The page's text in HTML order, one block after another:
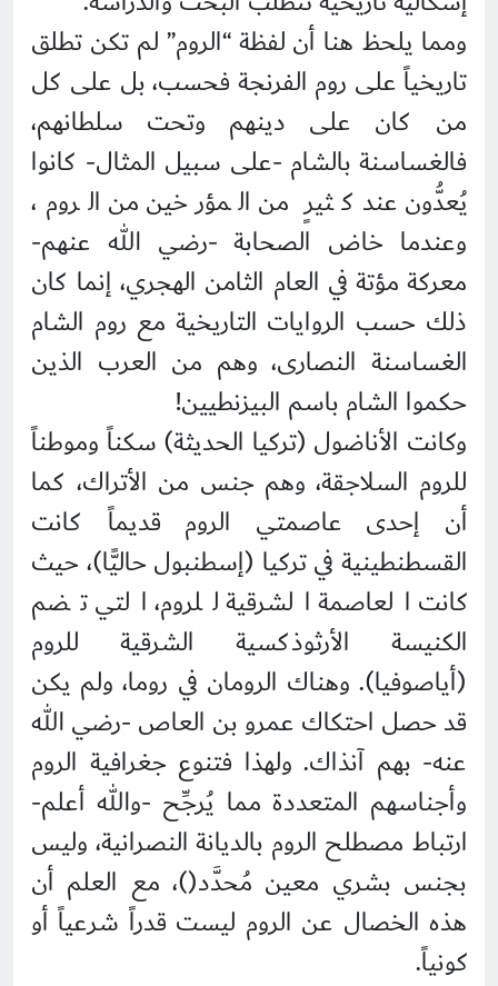
ومما يلحظ هنا أن لفظة “الروم” لم تكن تطلق
تاريخياً على روم الفرنجة فحسب، بل على كل
من كان على دينهم وتحت سلطانهم،
فالغساسنة بالشام -على سبيل المثال- كانوا
يُعدُّون عند كثيرٍ من المؤرخين من الروم،
وعندما خاض الصحابة -رضي الله عنهم-
معركة مؤتة في العام الثامن الهجري، إنما كان
ذلك حسب الروايات التاريخية مع روم الشام
الغساسنة النصارى، وهم من العرب الذين
حكموا الشام باسم البيزنطيين!
وكانت الأناضول (تركيا الحديثة) سكناً وموطناً
للروم السلاجقة، وهم جنس من الأتراك، كما
أن إحدى عاصمتي الروم قديماً كانت
القسطنطينية في تركيا (إسطنبول حاليًّا)، حيث
كانت العاصمة الشرقية للروم، التي تضم
الكنيسة الأرثوذكسية الشرقية للروم
(أياصوفيا). وهناك الرومان في روما، ولم يكن
قد حصل احتكاك عمرو بن العاص -رضي الله
عنه- بهم آنذاك. ولهذا فتنوع جغرافية الروم
وأجناسهم المتعددة مما يُرجِّح -والله أعلم-
ارتباط مصطلح الروم بالديانة النصرانية، وليس
بجنس بشري معين مُحدَّد()، مع العلم أن
هذه الخصال عن الروم ليست قدراً شرعياً أو
كونياً.